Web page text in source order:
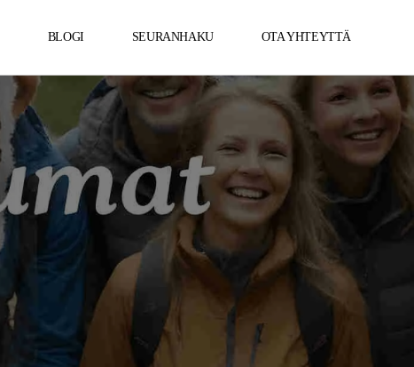
BLOGI SEURANHAKU OTA YHTEYTTÄ